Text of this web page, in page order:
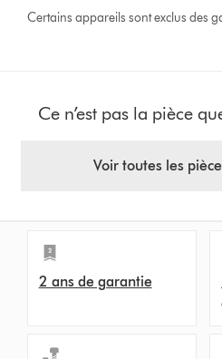
Certains appareils sont exclus des
Ce n’est pas la pièce
Voir toutes les
2 ans de garantie